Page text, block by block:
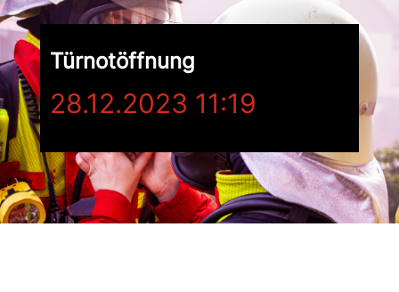
Türnotöffnung
28.12.2023 11:19